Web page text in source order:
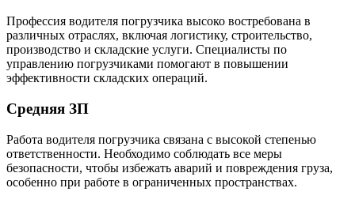
Профессия водителя погрузчика высоко востребована в
различных отраслях, включая логистику, строительство,
производство и складские услуги. Специалисты по
управлению погрузчиками помогают в повышении
эффективности складских операций.
Средняя ЗП
Работа водителя погрузчика связана с высокой степенью
ответственности. Необходимо соблюдать все меры
безопасности, чтобы избежать аварий и повреждения груза,
особенно при работе в ограниченных пространствах.